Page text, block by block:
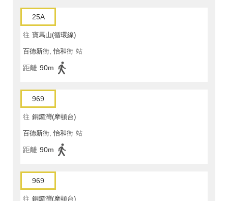
25A
往 寶馬山(循環線)
百德新街, 怡和街 站
距離 90m
969
往 銅鑼灣(摩頓台)
百德新街, 怡和街 站
距離 90m
969
往 銅鑼灣(摩頓台)